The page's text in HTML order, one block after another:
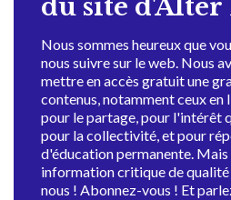
du site d'Alter
Nous sommes heureux que
nous suivre sur le web. Nous
mettre en accès gratuit une
contenus, notamment ceux en
pour le partage, pour l'intérêt
pour la collectivité, et pour
d'éducation permanente.
information critique de qualité
nous ! Abonnez-vous ! Et